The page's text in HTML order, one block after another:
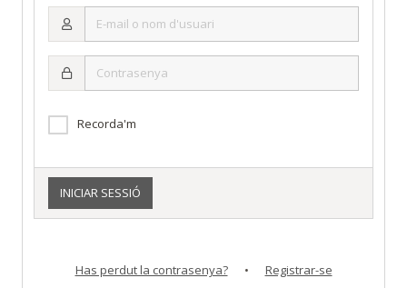
mail
nom
d'usuari
Recorda'm
Has perdut la contrasenya? • Registrar-se